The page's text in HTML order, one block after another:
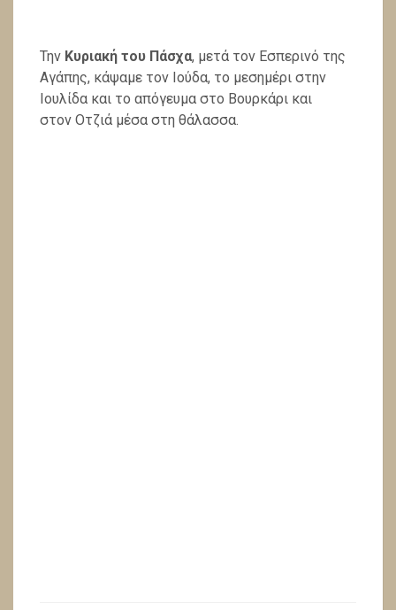
Την Κυριακή του Πάσχα, μετά τον Εσπερινό της
Αγάπης, κάψαμε τον Ιούδα, το μεσημέρι στην
Ιουλίδα και το απόγευμα στο Βουρκάρι και
στον Οτζιά μέσα στη θάλασσα.